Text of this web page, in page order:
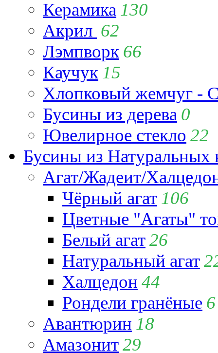
Керамика 130
Акрил 62
Лэмпворк 66
Каучук 15
Хлопковый жемчуг -
Бусины из дерева 0
Ювелирное стекло 22
Бусины из Натуральных
Агат/Жадеит/
Чёрный агат 106
Цветные "Агаты"
Белый агат26
Натуральный агат
Халцедон 44
Рондели гранёные 6
Авантюрин 18
Амазонит29